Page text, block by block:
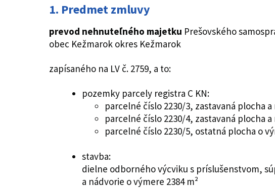
1. Predmet zmluvy
prevod nehnuteľného majetku Prešovského
obec Kežmarok okres Kežmarok
zapísaného na LV č. 2759, a to:
pozemky parcely registra C KN:
parcelné číslo 2230/3, zastavaná plocha
parcelné číslo 2230/4, zastavaná plocha
parcelné číslo 2230/5, ostatná plocha o
stavba:
dielne odborného výcviku s príslušenstvom,
a nádvorie o výmere 2384 m²